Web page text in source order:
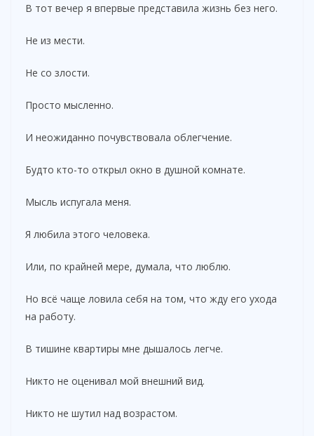
В тот вечер я впервые представила жизнь без него.
Не из мести.
Не со злости.
Просто мысленно.
И неожиданно почувствовала облегчение.
Будто кто-то открыл окно в душной комнате.
Мысль испугала меня.
Я любила этого человека.
Или, по крайней мере, думала, что люблю.
Но всё чаще ловила себя на том, что жду его ухода
на работу.
В тишине квартиры мне дышалось легче.
Никто не оценивал мой внешний вид.
Никто не шутил над возрастом.